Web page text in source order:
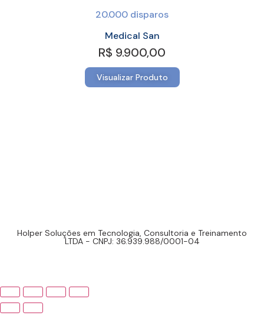
20.000 disparos
Medical San
R$ 9.900,00
Visualizar Produto
Holper Soluções em Tecnologia, Consultoria e Treinamento
LTDA - CNPJ: 36.939.988/0001-04